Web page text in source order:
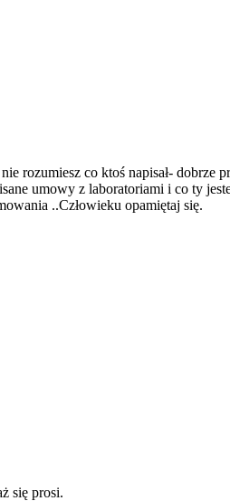
rozumiesz co ktoś napisał- dobrze
umowy z laboratoriami i co ty
..Człowieku opamiętaj się.
się prosi.